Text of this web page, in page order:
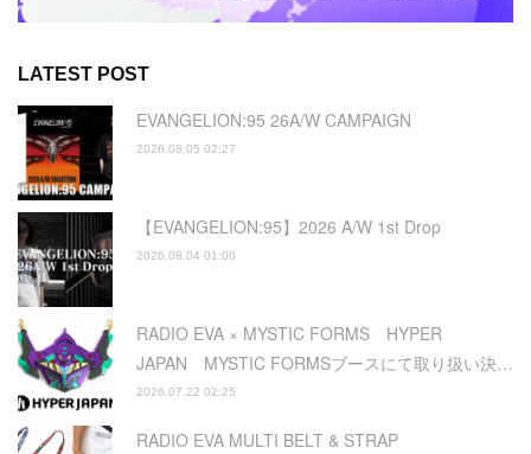
LATEST POST
EVANGELION:95 26A/W CAMPAIGN
2026.08.05 02:27
【EVANGELION:95】2026 A/W 1st Drop
2026.08.04 01:00
RADIO EVA × MYSTIC FORMS HYPER
JAPAN MYSTIC FORMSブースにて取り扱い決…
2026.07.22 02:25
RADIO EVA MULTI BELT & STRAP